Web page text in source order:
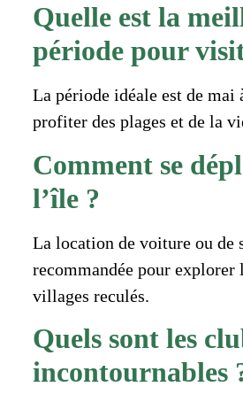
Quelle est la
période pour
La période idéale est de mai
profiter des plages et de la
Comment se
l’île ?
La location de voiture ou de
recommandée pour explorer
villages reculés.
Quels sont les
incontournables